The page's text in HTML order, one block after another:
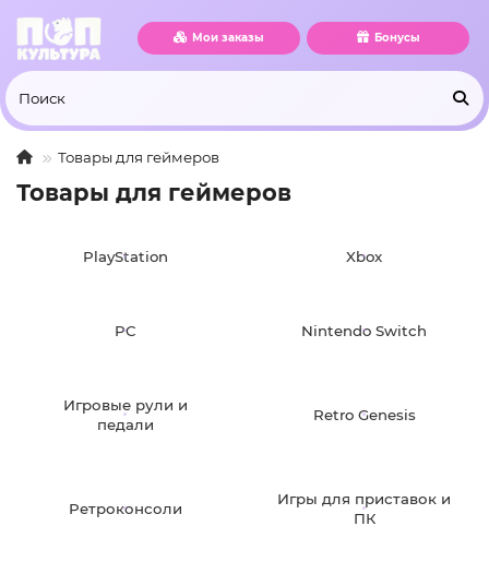
Мои заказы Бонусы
Товары для геймеров
Товары для геймеров
PlayStation Xbox
PC Nintendo Switch
Игровые рули и
педали
Retro Genesis
Ретроконсоли
Игры для приставок и
ПК